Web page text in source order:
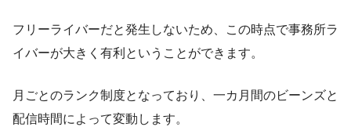
フリーライバーだと発生しないため、この時点で事務所ラ
イバーが大きく有利ということができます。
月ごとのランク制度となっており、一カ月間のビーンズと
配信時間によって変動します。